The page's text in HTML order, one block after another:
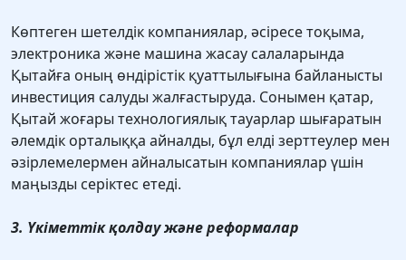
Көптеген шетелдік компаниялар, әсіресе тоқыма,
электроника және машина жасау салаларында
Қытайға оның өндірістік қуаттылығына байланысты
инвестиция салуды жалғастыруда. Сонымен қатар,
Қытай жоғары технологиялық тауарлар шығаратын
әлемдік орталыққа айналды, бұл елді зерттеулер мен
әзірлемелермен айналысатын компаниялар үшін
маңызды серіктес етеді.
3. Үкіметтік қолдау және реформалар